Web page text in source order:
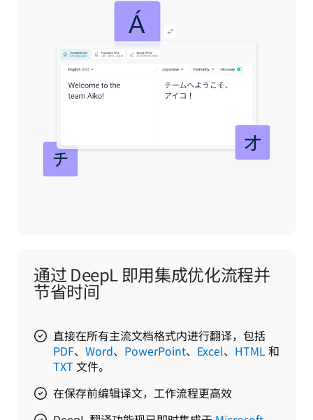
通过 DeepL 即用集成优化流程并
节省时间
直接在所有主流文档格式内进行翻译，包括
PDF、 Word、 PowerPoint、 Excel、 HTML和
TXT 文件。
在保存前编辑译文，工作流程更高效